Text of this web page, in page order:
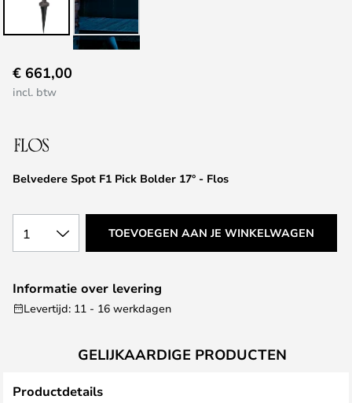
naar
het
van
de
afbeeldingen-
Belvedere Spot F1 Pick Bolder 17° - Flos
€ 661,00
incl. btw
1 TOEVOEGEN AAN JE WINKELWAGEN
Informatie over levering
Levertijd: 11 - 16 werkdagen
GELIJKAARDIGE PRODUCTEN
Productdetails